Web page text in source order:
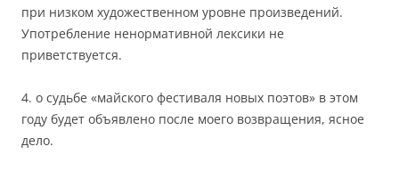
при низком художественном уровне произведений.
Употребление ненормативной лексики не
приветствуется.
4. о судьбе «майского фестиваля новых поэтов» в этом
году будет объявлено после моего возвращения, ясное
дело.